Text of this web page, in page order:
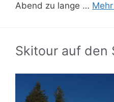
Abend zu lange …
Skitour auf den